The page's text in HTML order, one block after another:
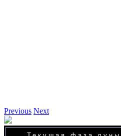
Previous Next